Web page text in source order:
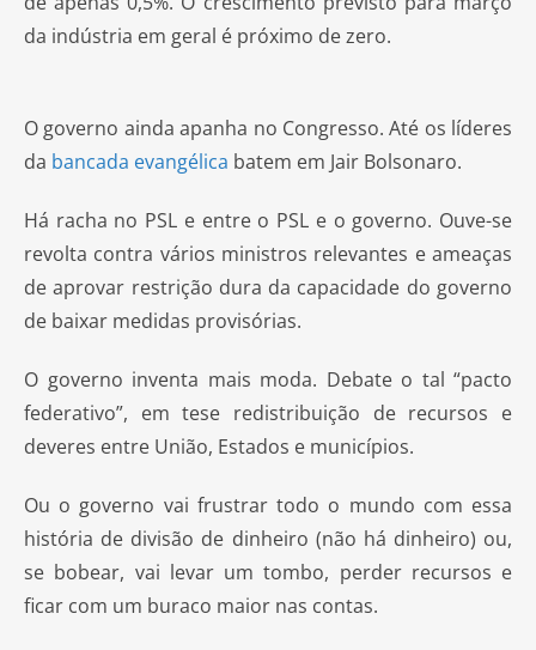
da indústria em geral é próximo de zero.
O governo ainda apanha no Congresso. Até os líderes
da bancada evangélica batem em Jair Bolsonaro.
Há racha no PSL e entre o PSL e o governo. Ouve-se
revolta contra vários ministros relevantes e ameaças
de aprovar restrição dura da capacidade do governo
de baixar medidas provisórias.
O governo inventa mais moda. Debate o tal “pacto
federativo”, em tese redistribuição de recursos e
deveres entre União, Estados e municípios.
Ou o governo vai frustrar todo o mundo com essa
história de divisão de dinheiro (não há dinheiro) ou,
se bobear, vai levar um tombo, perder recursos e
ficar com um buraco maior nas contas.